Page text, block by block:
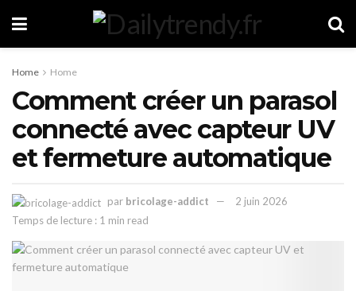
Home Home
Comment créer un parasol
connecté avec capteur UV
et fermeture automatique
par bricolage-addict
2 juin 2026
Temps de lecture : 1 min read